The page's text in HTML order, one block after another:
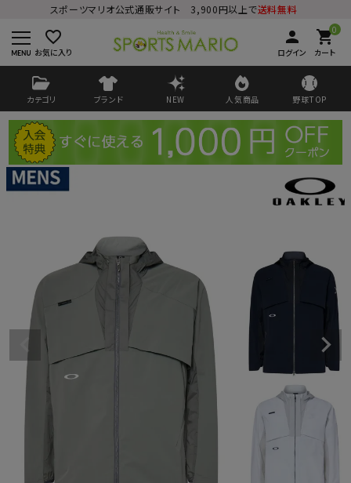
スポーツマリオ公式通販サイト 3,900円以上で送料無料
favorite_border
お気に入り
person
ログイン
0
shopping_cart
カート
カテゴリ ブランド NEW 人気商品 野球TOP
ログイン